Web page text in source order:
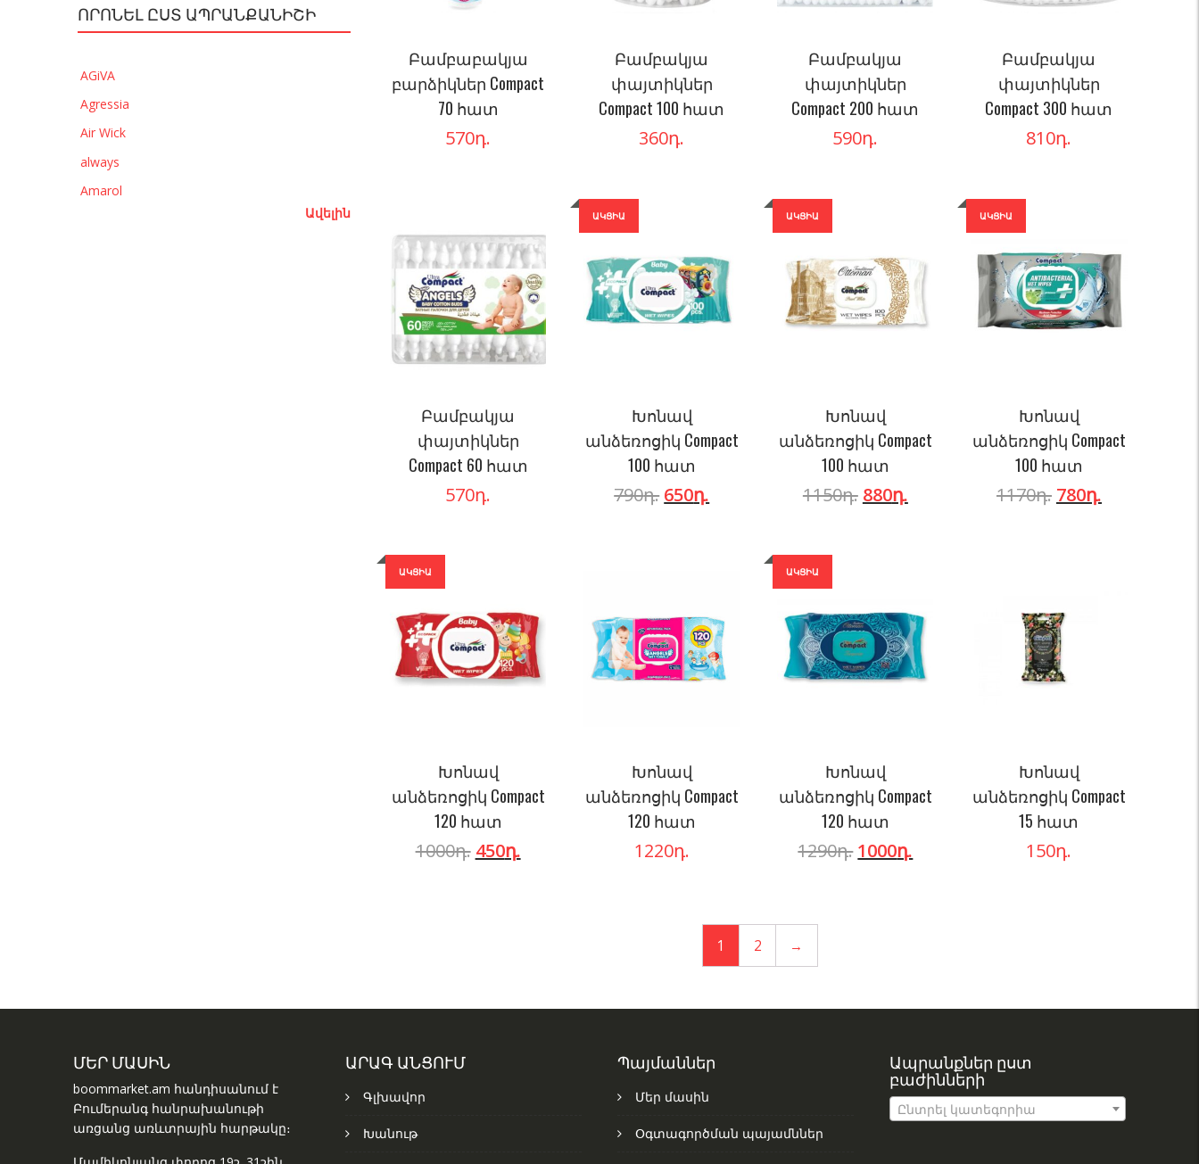
Բամբաբակյա
բարձիկներ Compact
70 հատ
570դ.
Բամբակյա
փայտիկներ
Compact 100 հատ
360դ.
Բամբակյա
փայտիկներ
Compact 200 հատ
590դ.
Բամբակյա
փայտիկներ
Compact 300 հատ
810դ.
Բամբակյա
փայտիկներ
Compact 60 հատ
570դ.
ԱԿՑԻԱ
Խոնավ
անձեռոցիկ Compact
100 հատ
790դ. 650դ.
ԱԿՑԻԱ
Խոնավ
անձեռոցիկ Compact
100 հատ
1150դ. 880դ.
ԱԿՑԻԱ
Խոնավ
անձեռոցիկ Compact
100 հատ
1170դ. 780դ.
ԱԿՑԻԱ
Խոնավ
անձեռոցիկ Compact
120 հատ
1000դ. 450դ.
Խոնավ
անձեռոցիկ Compact
120 հատ
1220դ.
ԱԿՑԻԱ
Խոնավ
անձեռոցիկ Compact
120 հատ
1290դ. 1000դ.
Խոնավ
անձեռոցիկ Compact
15 հատ
150դ.
1 2 →
ՈՐՈՆԵԼ ԸՍՏ ԱՊՐԱՆՔԱՆԻՇԻ
AGiVA
Agressia
Air Wick
always
Amarol
Ավելին
ՄԵՐ ՄԱՍԻՆ
boommarket.am հանդիսանում է
Բումերանգ հանրախանութի
առցանց առևտրային հարթակը։
ԱՐԱԳ ԱՆՑՈՒՄ
Գլխավոր
Խանութ
Պայմաններ
Մեր մասին
Օգտագործման պայամններ
Ապրանքներ ըստ
բաժինների
Ընտրել կատեգորիա